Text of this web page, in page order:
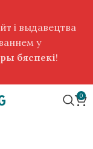
0
і выдавецтва
у
бяспекі!